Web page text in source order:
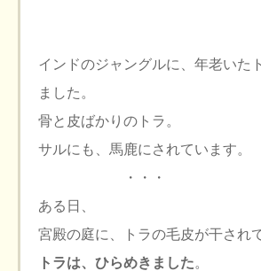
インドのジャングルに、年老いた
ました。
骨と皮ばかりのトラ。
サルにも、馬鹿にされています。
・・・
ある日、
宮殿の庭に、トラの毛皮が干され
トラは、ひらめきました。